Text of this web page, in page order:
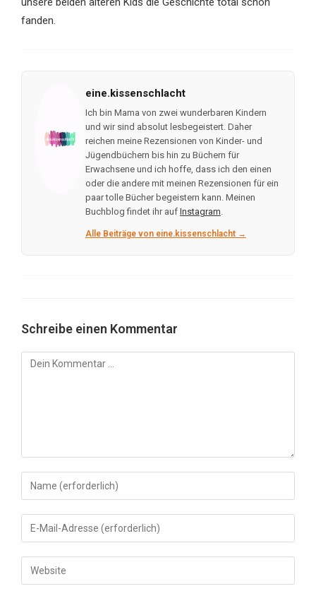
fanden.
eine.kissenschlacht
Ich bin Mama von zwei wunderbaren Kindern
und wir sind absolut lesbegeistert. Daher
reichen meine Rezensionen von Kinder- und
Jügendbüchern bis hin zu Büchern für
Erwachsene und ich hoffe, dass ich den einen
oder die andere mit meinen Rezensionen für ein
paar tolle Bücher begeistern kann. Meinen
Buchblog findet ihr auf Instagram.
Alle Beiträge von eine.kissenschlacht →
Schreibe einen Kommentar
Kommentar
Gib
deinen
Namen
oder
zum
Kommentieren
Gib
deine
E-
Mail-
Gib
deine